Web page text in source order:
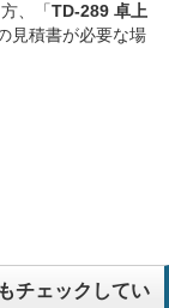
、「TD-289 卓上
見積書が必要な場
チェックしてい